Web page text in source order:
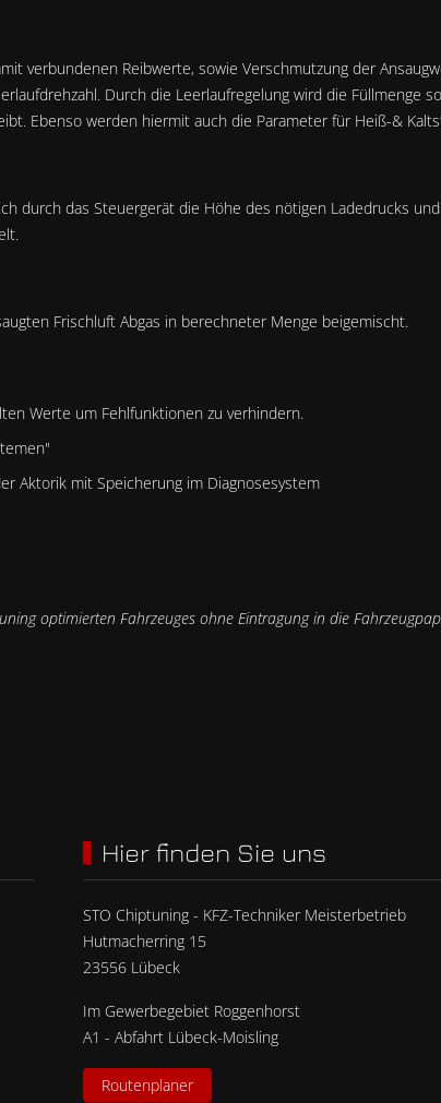
verbundenen Reibwerte, sowie Verschmutzung der
Durch die Leerlaufregelung wird die Füllmenge
Ebenso werden hiermit auch die Parameter für Heiß-&
durch das Steuergerät die Höhe des nötigen Ladedrucks
Frischluft Abgas in berechneter Menge beigemischt.
Werte um Fehlfunktionen zu verhindern.
Aktorik mit Speicherung im Diagnosesystem
optimierten Fahrzeuges ohne Eintragung in die
Hier finden Sie uns
STO Chiptuning - KFZ-Techniker Meisterbetrieb
Hutmacherring 15
23556 Lübeck
Im Gewerbegebiet Roggenhorst
A1 - Abfahrt Lübeck-Moisling
Routenplaner